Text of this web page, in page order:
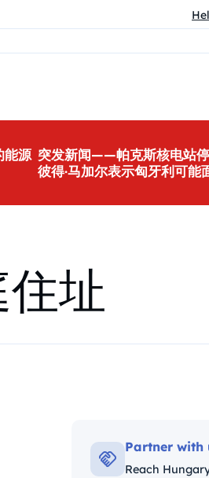
能源 突发新闻——帕克斯核电站
彼得·马加尔表示匈牙利可能
址
Partner with
Reach